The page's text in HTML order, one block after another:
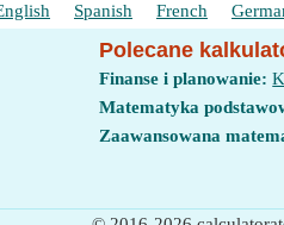
Spanish French
Polecane
Finanse i planowanie:
Matematyka
Zaawansowana